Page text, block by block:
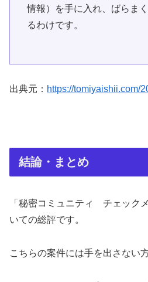
情報）を手に入れ、ばらま
るわけです。
出典元： https://tomiyaishii.com/
結論・まとめ
「秘密コミュニティ チェック
いての総評です。
こちらの案件には手を出さない